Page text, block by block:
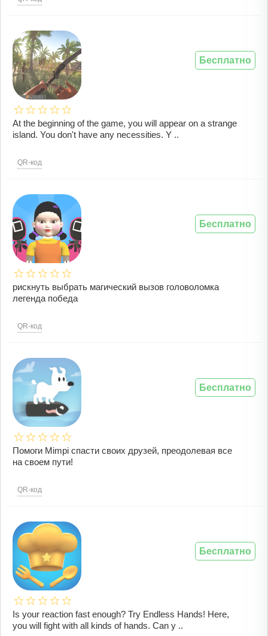
At the beginning of the game, you will appear on a strange
island. You don't have any necessities. Y ..
QR-код
Бесплатно
рискнуть выбрать магический вызов головоломка
легенда победа
QR-код
Бесплатно
Помоги Mimpi спасти своих друзей, преодолевая все
на своем пути!
QR-код
Бесплатно
Is your reaction fast enough? Try Endless Hands! Here,
you will fight with all kinds of hands. Can y ..
Бесплатно